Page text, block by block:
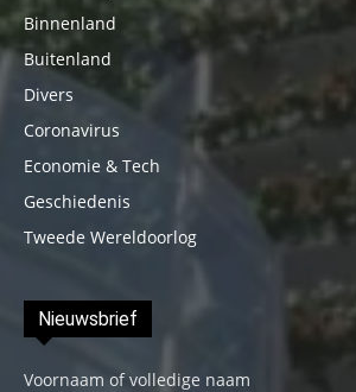
Binnenland
Buitenland
Divers
Coronavirus
Economie & Tech
Geschiedenis
Tweede Wereldoorlog
Nieuwsbrief
Voornaam of volledige naam